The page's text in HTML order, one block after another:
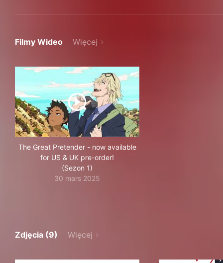
Filmy Wideo Więcej
The Great Pretender - now available
for US & UK pre-order!
(Sezon 1)
30 mars 2025
Zdjęcia (9) Więcej